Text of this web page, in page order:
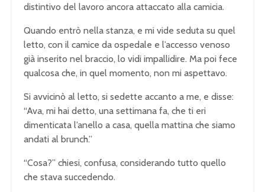
distintivo del lavoro ancora attaccato alla camicia.
Quando entrò nella stanza, e mi vide seduta su quel
letto, con il camice da ospedale e l’accesso venoso
già inserito nel braccio, lo vidi impallidire. Ma poi fece
qualcosa che, in quel momento, non mi aspettavo.
Si avvicinò al letto, si sedette accanto a me, e disse:
“Ava, mi hai detto, una settimana fa, che ti eri
dimenticata l’anello a casa, quella mattina che siamo
andati al brunch.”
“Cosa?” chiesi, confusa, considerando tutto quello
che stava succedendo.